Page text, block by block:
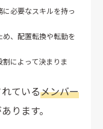
必要なスキルを持っ
、配置転換や転勤を
によって決まりま
ているメンバー
ります。